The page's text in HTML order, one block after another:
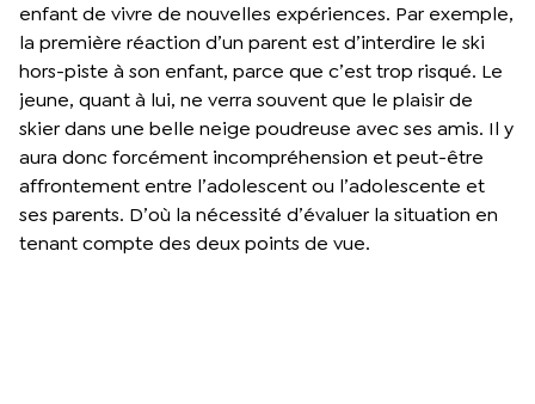
enfant de vivre de nouvelles expériences. Par exemple,
la première réaction d’un parent est d’interdire le ski
hors-piste à son enfant, parce que c’est trop risqué. Le
jeune, quant à lui, ne verra souvent que le plaisir de
skier dans une belle neige poudreuse avec ses amis. Il y
aura donc forcément incompréhension et peut-être
affrontement entre l’adolescent ou l’adolescente et
ses parents. D’où la nécessité d’évaluer la situation en
tenant compte des deux points de vue.